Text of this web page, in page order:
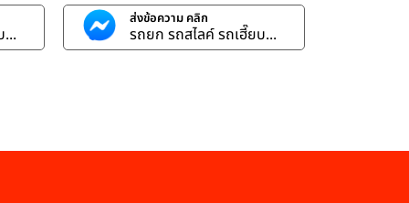
ส่งข้อความ คลิก
รถยก รถสไลค์ รถเฮี๊ยบ...